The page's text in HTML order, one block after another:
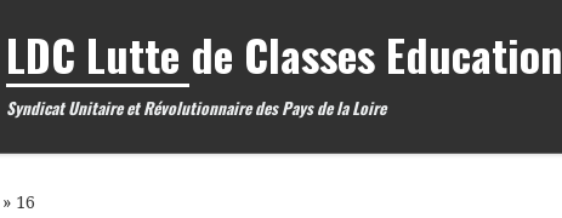
LDC Lutte de Classes Education
Syndicat Unitaire et Révolutionnaire des Pays de la Loire
» 16